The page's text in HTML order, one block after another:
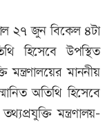
২৭ জুন বিকেল ৪টা
হিসেবে উপস্থিত
মাননীয়
অতিথি হিসেবে
মন্ত্রণালয়-